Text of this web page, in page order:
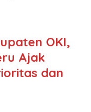
OKI,
Ajak
dan